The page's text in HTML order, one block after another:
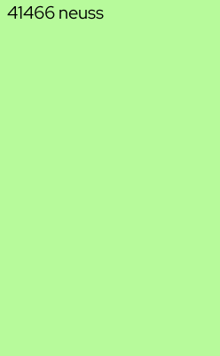
41466 neuss